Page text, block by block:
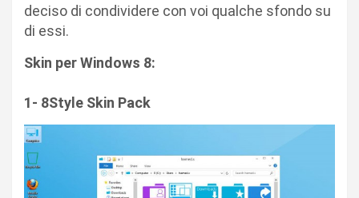
deciso di condividere con voi qualche sfondo su
di essi.
Skin per Windows 8:
1- 8Style Skin Pack